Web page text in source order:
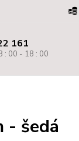
161
: 00 - 18 : 00
- šedá